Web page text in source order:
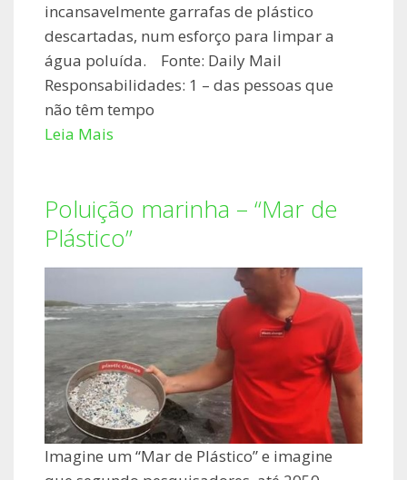
incansavelmente garrafas de plástico
descartadas, num esforço para limpar a
água poluída. Fonte: Daily Mail
Responsabilidades: 1 – das pessoas que
não têm tempo
Leia Mais
Poluição marinha – “Mar de
Plástico”
Imagine um “Mar de Plástico” e imagine